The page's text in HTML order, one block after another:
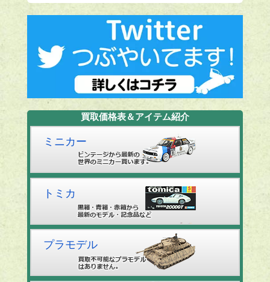
買取価格表＆アイテム紹介
ミニカー
トミカ
プラモデル